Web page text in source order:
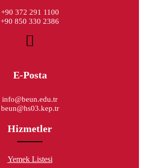
+90 372 291 1100
+90 850 330 2386
E-Posta
info@beun.edu.tr
beun@hs03.kep.tr
Hizmetler
Yemek Listesi